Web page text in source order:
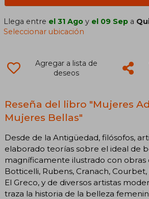
Llega entre el 31 Ago y el 09 Sep a
Seleccionar ubicación
Agregar a lista de
deseos
Reseña del libro "Mujeres
Mujeres Bellas"
Desde de la Antigüedad, filósofos,
elaborado teorías sobre el ideal de
magníficamente ilustrado con
Botticelli, Rubens, Cranach,
El Greco, y de diversos artistas
traza la historia de la belleza